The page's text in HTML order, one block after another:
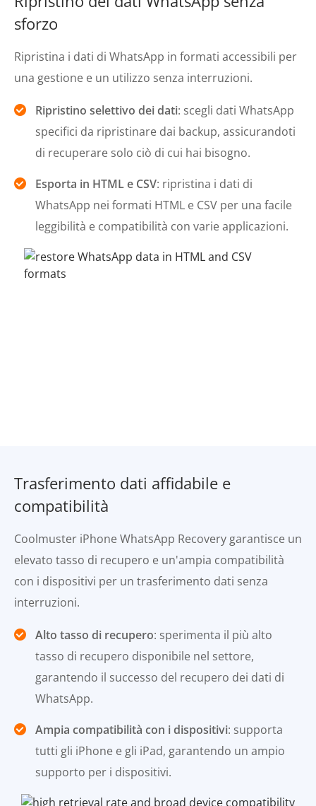
sforzo
Ripristina i dati di WhatsApp in formati accessibili per
una gestione e un utilizzo senza interruzioni.
Ripristino selettivo dei dati: scegli dati WhatsApp
specifici da ripristinare dai backup, assicurandoti
di recuperare solo ciò di cui hai bisogno.
Esporta in HTML e CSV: ripristina i dati di
WhatsApp nei formati HTML e CSV per una facile
leggibilità e compatibilità con varie applicazioni.
Trasferimento dati affidabile e
compatibilità
Coolmuster iPhone WhatsApp Recovery garantisce un
elevato tasso di recupero e un'ampia compatibilità
con i dispositivi per un trasferimento dati senza
interruzioni.
Alto tasso di recupero: sperimenta il più alto
tasso di recupero disponibile nel settore,
garantendo il successo del recupero dei dati di
WhatsApp.
Ampia compatibilità con i dispositivi: supporta
tutti gli iPhone e gli iPad, garantendo un ampio
supporto per i dispositivi.